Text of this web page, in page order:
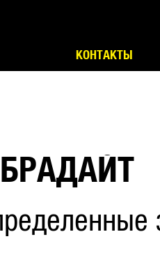
КОНТАКТЫ